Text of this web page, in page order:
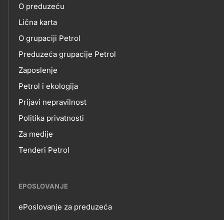
skupno.footer-
title???
O
NAMA
O preduzeću
Lična karta
O grupaciji Petrol
Preduzeća grupacije Petrol
Zaposlenje
Petrol i ekologija
Prijavi nepravilnost
Politika privatnosti
Za medije
Tenderi Petrol
EPOSLOVANJE
ePoslovanje za preduzeća